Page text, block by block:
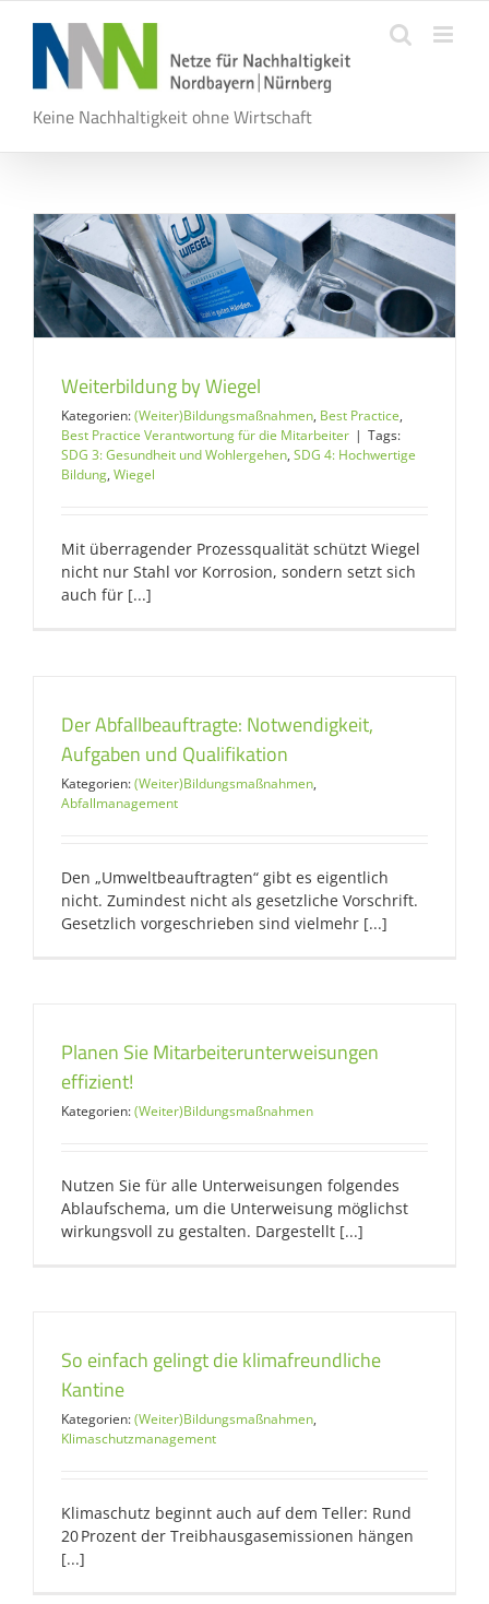
springen
Keine Nachhaltigkeit ohne Wirtschaft
Weiterbildung by Wiegel
Kategorien:(Weiter)Bildungsmaßnahmen, Best Practice,
Best Practice Verantwortung für die Mitarbeiter | Tags:
SDG 3: Gesundheit und Wohlergehen, SDG 4: Hochwertige
Bildung, Wiegel
Mit überragender Prozessqualität schützt Wiegel
nicht nur Stahl vor Korrosion, sondern setzt sich
auch für [...]
Der Abfallbeauftragte: Notwendigkeit,
Aufgaben und Qualifikation
Kategorien:(Weiter)Bildungsmaßnahmen,
Abfallmanagement
Den „Umweltbeauftragten“ gibt es eigentlich
nicht. Zumindest nicht als gesetzliche Vorschrift.
Gesetzlich vorgeschrieben sind vielmehr [...]
Planen Sie Mitarbeiterunterweisungen
effizient!
Kategorien:(Weiter)Bildungsmaßnahmen
Nutzen Sie für alle Unterweisungen folgendes
Ablaufschema, um die Unterweisung möglichst
wirkungsvoll zu gestalten. Dargestellt [...]
So einfach gelingt die klimafreundliche
Kantine
Kategorien:(Weiter)Bildungsmaßnahmen,
Klimaschutzmanagement
Klimaschutz beginnt auch auf dem Teller: Rund
20 Prozent der Treibhausgasemissionen hängen
[...]